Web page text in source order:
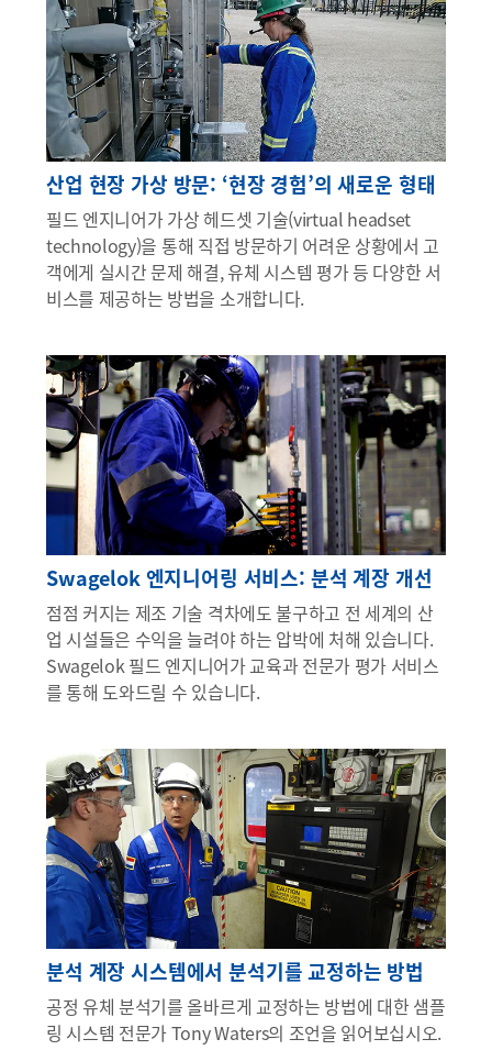
산업 현장 가상 방문: ‘현장 경험’의 새로운 형태
필드 엔지니어가 가상 헤드셋 기술(virtual headset
technology)을 통해 직접 방문하기 어려운 상황에서 고
객에게 실시간 문제 해결, 유체 시스템 평가 등 다양한 서
비스를 제공하는 방법을 소개합니다.
Swagelok 엔지니어링 서비스: 분석 계장 개선
점점 커지는 제조 기술 격차에도 불구하고 전 세계의 산
업 시설들은 수익을 늘려야 하는 압박에 처해 있습니다.
Swagelok 필드 엔지니어가 교육과 전문가 평가 서비스
를 통해 도와드릴 수 있습니다.
분석 계장 시스템에서 분석기를 교정하는 방법
공정 유체 분석기를 올바르게 교정하는 방법에 대한 샘플
링 시스템 전문가 Tony Waters의 조언을 읽어보십시오.